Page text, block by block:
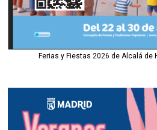
Ferias y Fiestas 2026 de Alcalá de